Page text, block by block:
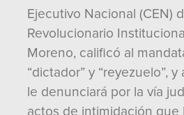
Ejecutivo Nacional (CEN)
Revolucionario
Moreno, calificó al
“dictador” y “reyezuelo”,
le denunciará por la vía
actos de intimidación que